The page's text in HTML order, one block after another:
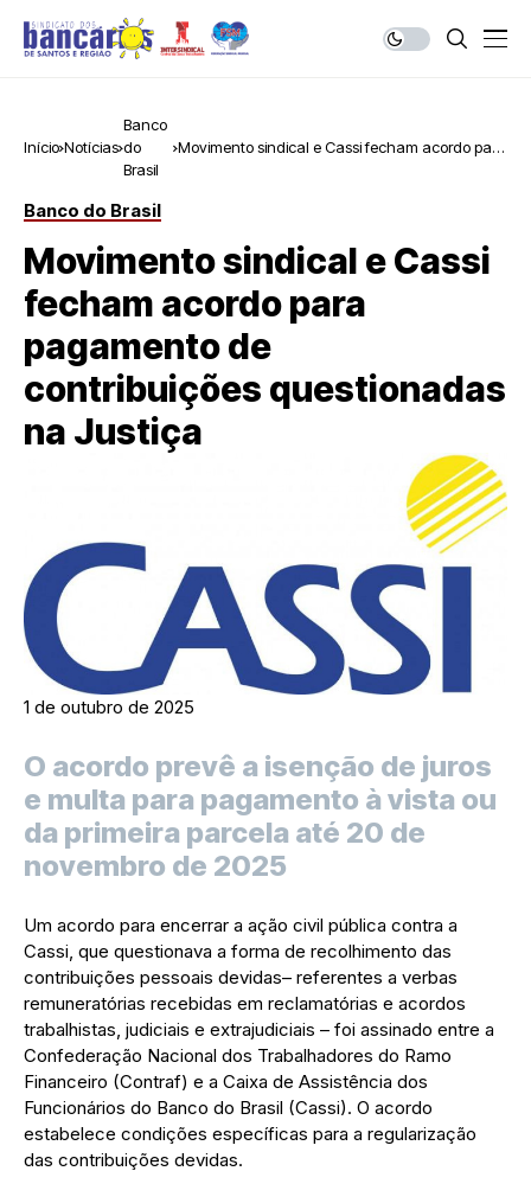
Início Notícias
Banco
do
Brasil
Movimento sindical e Cassi fecham acordo para
Banco do Brasil
Movimento sindical e Cassi
fecham acordo para
pagamento de
contribuições questionadas
na Justiça
1 de outubro de 2025
O acordo prevê a isenção de juros
e multa para pagamento à vista ou
da primeira parcela até 20 de
novembro de 2025
Um acordo para encerrar a ação civil pública contra a
Cassi, que questionava a forma de recolhimento das
contribuições pessoais devidas– referentes a verbas
remuneratórias recebidas em reclamatórias e acordos
trabalhistas, judiciais e extrajudiciais – foi assinado entre a
Confederação Nacional dos Trabalhadores do Ramo
Financeiro (Contraf) e a Caixa de Assistência dos
Funcionários do Banco do Brasil (Cassi). O acordo
estabelece condições específicas para a regularização
das contribuições devidas.